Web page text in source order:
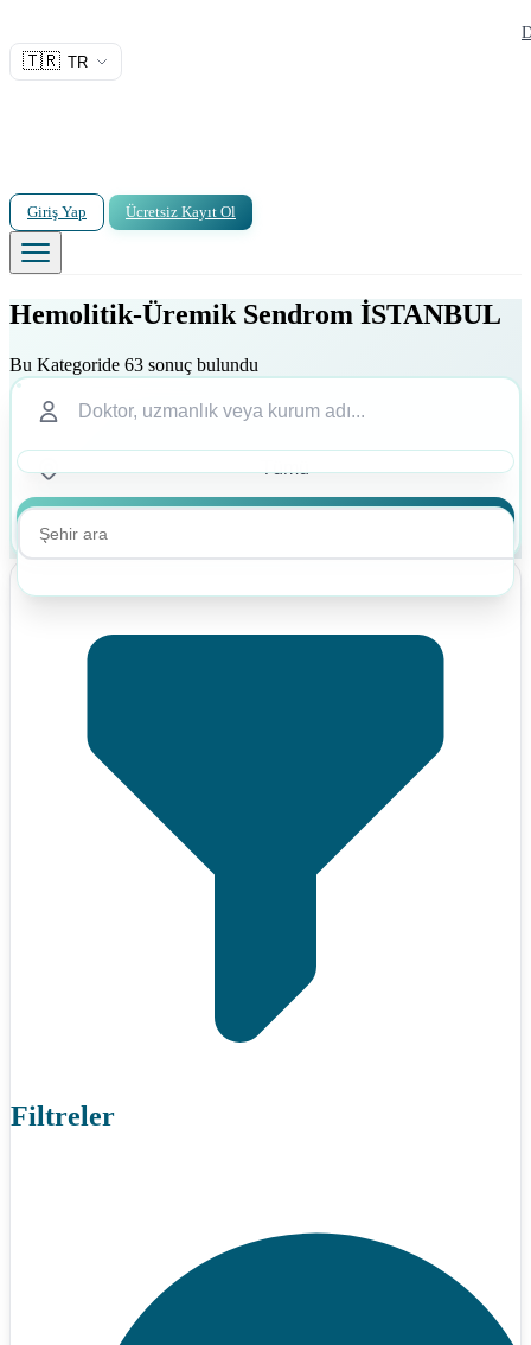
🇹🇷 TR
Giriş Yap Ücretsiz Kayıt Ol
Hemolitik-Üremik Sendrom İSTANBUL
Bu Kategoride 63 sonuç bulundu
Filtreler